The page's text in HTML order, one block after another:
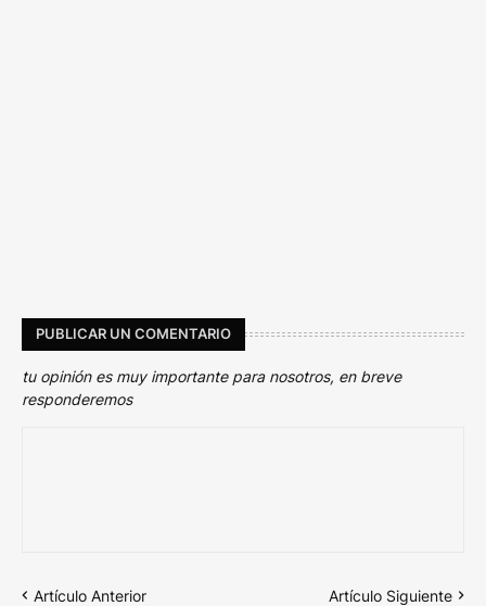
PUBLICAR UN COMENTARIO
tu opinión es muy importante para nosotros, en breve
responderemos
Artículo Anterior Artículo Siguiente